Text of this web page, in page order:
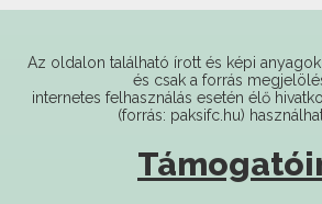
internetes felhasználás esetén élő
(forrás: paksifc.hu)